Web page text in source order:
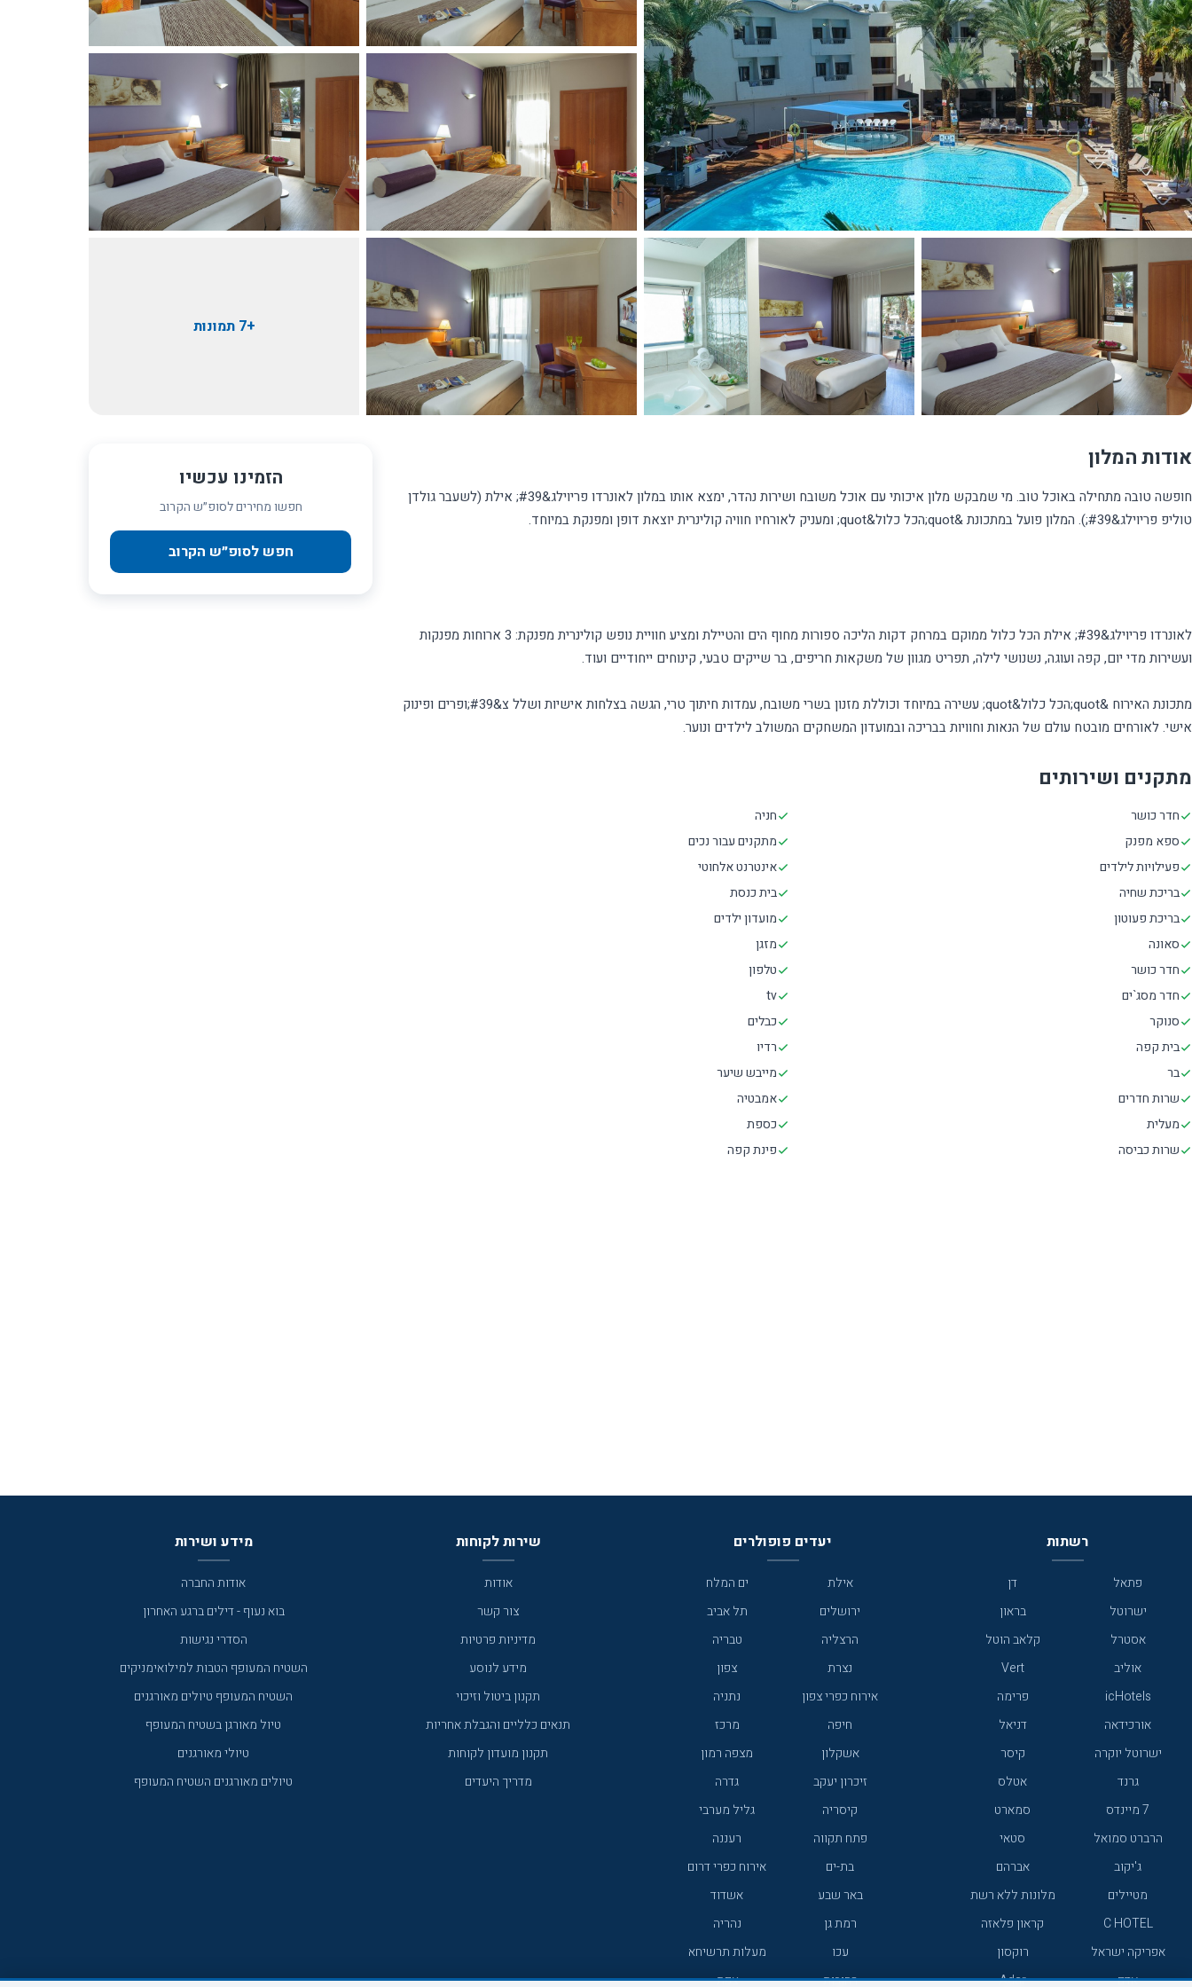
+7 תמונות
אודות המלון
חופשה טובה מתחילה באוכל טוב. מי שמבקש מלון איכותי עם אוכל משובח ושירות נהדר, ימצא אותו במלון לאונרדו פריוילג&#39; אילת (לשעבר גולדן
לאונרדו פריוילג&#39; אילת הכל כלול ממוקם במרחק דקות הליכה ספורות מחוף הים והטיילת ומציע חוויית נופש קולינרית מפנקת: 3 ארוחות מפנקות
מתכונת האירוח &quot;הכל כלול&quot; עשירה במיוחד וכוללת מזנון בשרי משובח, עמדות חיתוך טרי, הגשה בצלחות אישיות ושלל צ&#39;ופרים ופינוק
אישי. לאורחים מובטח עולם של הנאות וחוויות בבריכה ובמועדון המשחקים המשולב לילדים ונוער.
מתקנים ושירותים
חדר כושר
ספא מפנק
פעילויות לילדים
בריכת שחיה
בריכת פעוטון
סאונה
חדר כושר
חדר מסג`ים
סנוקר
בית קפה
בר
שרות חדרים
מעלית
שרות כביסה
חניה
מתקנים עבור נכים
אינטרנט אלחוטי
בית כנסת
מועדון ילדים
מזגן
טלפון
tv
כבלים
רדיו
מייבש שיער
אמבטיה
כספת
פינת קפה
הזמינו עכשיו
חפשו מחירים לסופ״ש הקרוב
חפש לסופ״ש הקרוב
רשתות
פתאל
דן
ישרוטל
בראון
אסטרל
קלאב הוטל
אוליב
Vert
icHotels
פרימה
אורכידאה
דניאל
ישרוטל יוקרה
קיסר
גרנד
אטלס
7 מיינדס
סמארט
הרברט סמואל
סטאי
ג'יקוב
אברהם
מטיילים
מלונות ללא רשת
C HOTEL
קראון פלאזה
אפריקה ישראל
רוקסון
אדם
Adar
יעדים פופולרים
אילת
ים המלח
ירושלים
תל אביב
הרצליה
טבריה
נצרת
צפון
אירוח כפרי צפון
נתניה
חיפה
מרכז
אשקלון
מצפה רמון
זיכרון יעקב
גדרה
קיסריה
גליל מערבי
פתח תקווה
רעננה
בת-ים
אירוח כפרי דרום
באר שבע
אשדוד
רמת גן
נהריה
עכו
מעלות תרשיחא
רחובות
צפת
שירות לקוחות
אודות
צור קשר
מדיניות פרטיות
מידע לנוסע
תקנון ביטול וזיכוי
תנאים כלליים והגבלת אחריות
תקנון מועדון לקוחות
מדריך היעדים
מידע ושירות
אודות החברה
בוא נעוף - דילים ברגע האחרון
הסדרי נגישות
השטיח המעופף הטבות למילואימניקים
השטיח המעופף טיולים מאורגנים
טיול מאורגן בשטיח המעופף
טיולי מאורגנים
טיולים מאורגנים השטיח המעופף